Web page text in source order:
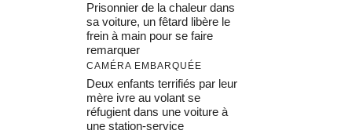
Prisonnier de la chaleur dans
sa voiture, un fêtard libère le
frein à main pour se faire
remarquer
CAMÉRA EMBARQUÉE
Deux enfants terrifiés par leur
mère ivre au volant se
réfugient dans une voiture à
une station-service